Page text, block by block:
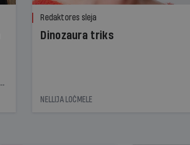
Redaktores sleja
Dinozaura triks
NELLIJA LOČMELE